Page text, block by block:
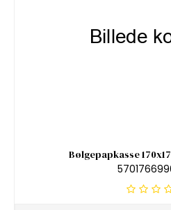
Bølgepapkasse